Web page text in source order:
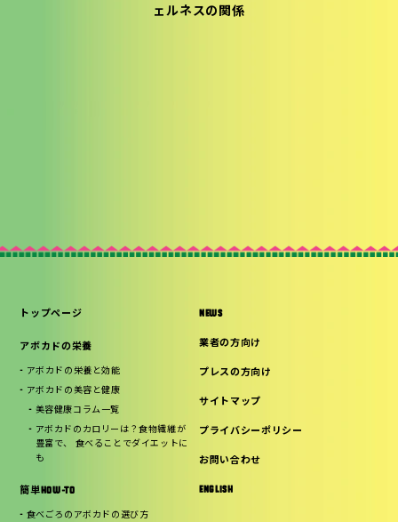
ェルネスの関係
トップページ
アボカドの栄養
アボカドの栄養と効能
アボカドの美容と健康
美容健康コラム一覧
アボカドのカロリーは？食物繊維が
豊富で、 食べることでダイエットに
も
簡単HOW-TO
食べごろのアボカドの選び方
NEWS
業者の方向け
プレスの方向け
サイトマップ
プライバシーポリシー
お問い合わせ
ENGLISH